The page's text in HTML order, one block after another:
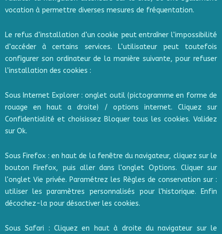
vocation à permettre diverses mesures de fréquentation.
Le refus d’installation d’un cookie peut entraîner l’impossibilité
d’accéder à certains services. L’utilisateur peut toutefois
configurer son ordinateur de la manière suivante, pour refuser
l’installation des cookies :
Sous Internet Explorer : onglet outil (pictogramme en forme de
rouage en haut a droite) / options internet. Cliquez sur
Confidentialité et choisissez Bloquer tous les cookies. Validez
sur Ok.
Sous Firefox : en haut de la fenêtre du navigateur, cliquez sur le
bouton Firefox, puis aller dans l'onglet Options. Cliquer sur
l'onglet Vie privée. Paramétrez les Règles de conservation sur :
utiliser les paramètres personnalisés pour l'historique. Enfin
décochez-la pour désactiver les cookies.
Sous Safari : Cliquez en haut à droite du navigateur sur le